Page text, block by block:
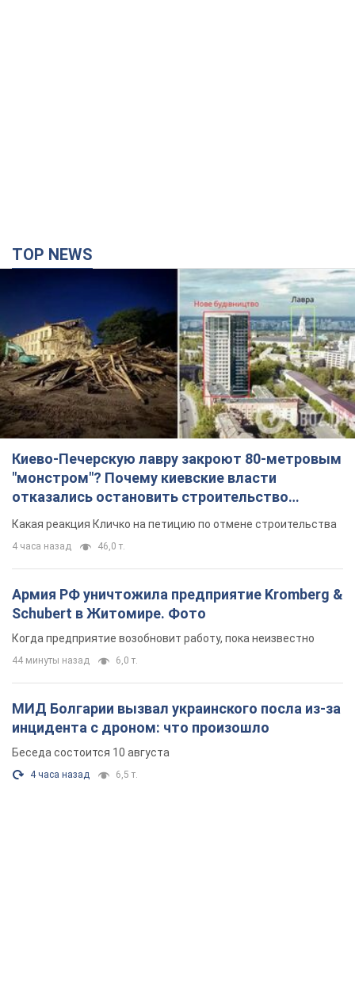
TOP NEWS
Киево-Печерскую лавру закроют 80-метровым
"монстром"? Почему киевские власти
отказались остановить строительство
небоскреба "московского верующего"
Какая реакция Кличко на петицию по отмене строительства
4 часа назад 46,0 т.
Армия РФ уничтожила предприятие Kromberg &
Schubert в Житомире. Фото
Когда предприятие возобновит работу, пока неизвестно
44 минуты назад 6,0 т.
МИД Болгарии вызвал украинского посла из-за
инцидента с дроном: что произошло
Беседа состоится 10 августа
4 часа назад 6,5 т.